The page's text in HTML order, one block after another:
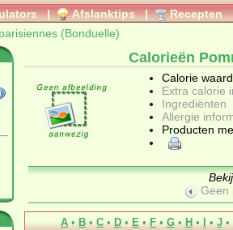
| Afslanktips | Recepten
(Bonduelle)
Calorieën
Calorie
Extra calorie
Ingrediënten
Allergie
Producten
Geen
A • B • C • D • E • F • G • H • I • J •